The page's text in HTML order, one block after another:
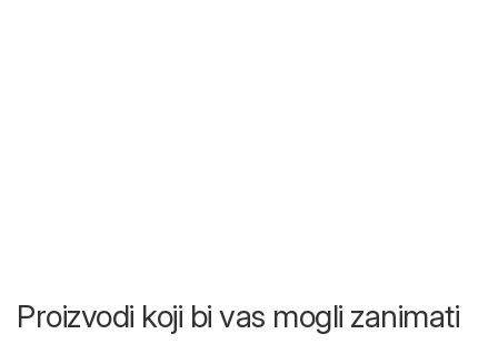
Proizvodi koji bi vas mogli zanimati